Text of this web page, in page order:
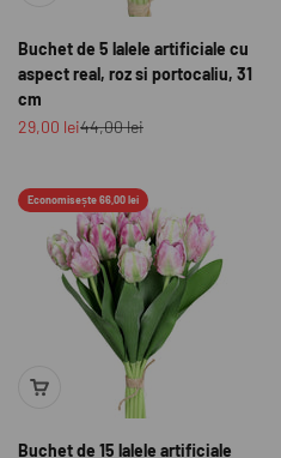
Buchet de 5 lalele artificiale cu
aspect real, roz si portocaliu, 31
cm
Preț redus
29,00 leiPreț normal
44,00 lei
Economisește 66,00 lei
Buchet de 15 lalele artificiale